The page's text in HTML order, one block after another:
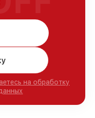
на обработку